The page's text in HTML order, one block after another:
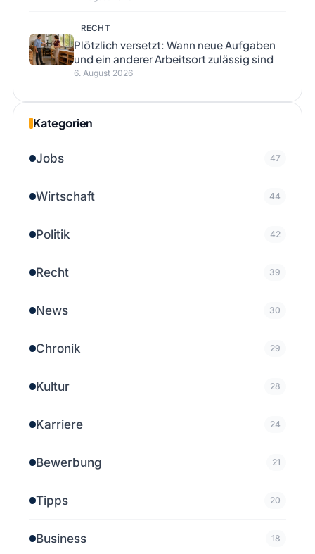
RECHT
Plötzlich versetzt: Wann neue Aufgaben
und ein anderer Arbeitsort zulässig sind
6. August 2026
Kategorien
Jobs 47
Wirtschaft 44
Politik 42
Recht 39
News 30
Chronik 29
Kultur 28
Karriere 24
Bewerbung 21
Tipps 20
Business 18